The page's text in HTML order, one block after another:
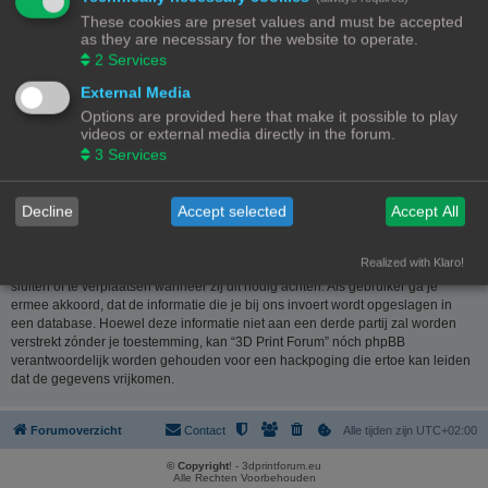
website www.phpbb.nl
. De phpBB-software maakt internetgebaseerde
discussies mogelijk. phpBB Limited is niet verantwoordelijk voor wat wordt
toegestaan of juist geweigerd als toelaatbare inhoud en/of gedrag. Meer
informatie over phpBB kun je vinden op
Nederlandstalige website
Je verklaart geen berichten te plaatsen die kwetsend, obsceen, vulgair,
lasterlijk, haatdragend, dreigend, seksueel georiënteerd of enig ander
materiaal bevat die de wetten van je eigen land, het land waar “3D Print
van dergelijke berichten kan ertoe leiden dat je met onmiddellijke ingang en
permanent wordt verbannen van dit forum. Tevens kan je provider worden
ingelicht. De IP-adressen van alle berichten worden opgeslagen om deze
Forum” het recht heeft om ieder onderwerp te verwijderen, te wijzigen, te
sluiten of te verplaatsen wanneer zij dit nodig achten. Als gebruiker ga je
ermee akkoord, dat de informatie die je bij ons invoert wordt opgeslagen in
een database. Hoewel deze informatie niet aan een derde partij zal worden
verstrekt zónder je toestemming, kan “3D Print Forum” nóch phpBB
verantwoordelijk worden gehouden voor een hackpoging die ertoe kan leiden
dat de gegevens vrijkomen.
Forumoverzicht Alle tijden zijn UTC+02:00
Contact
© Copyright! - 3dprintforum.eu
Alle Rechten Voorbehouden
These cookies are preset values and must be accepted
as they are necessary for the website to operate.
2 Services
External Media
Options are provided here that make it possible to play
videos or external media directly in the forum.
3 Services
Decline Accept selected Accept All
Realized with Klaro!